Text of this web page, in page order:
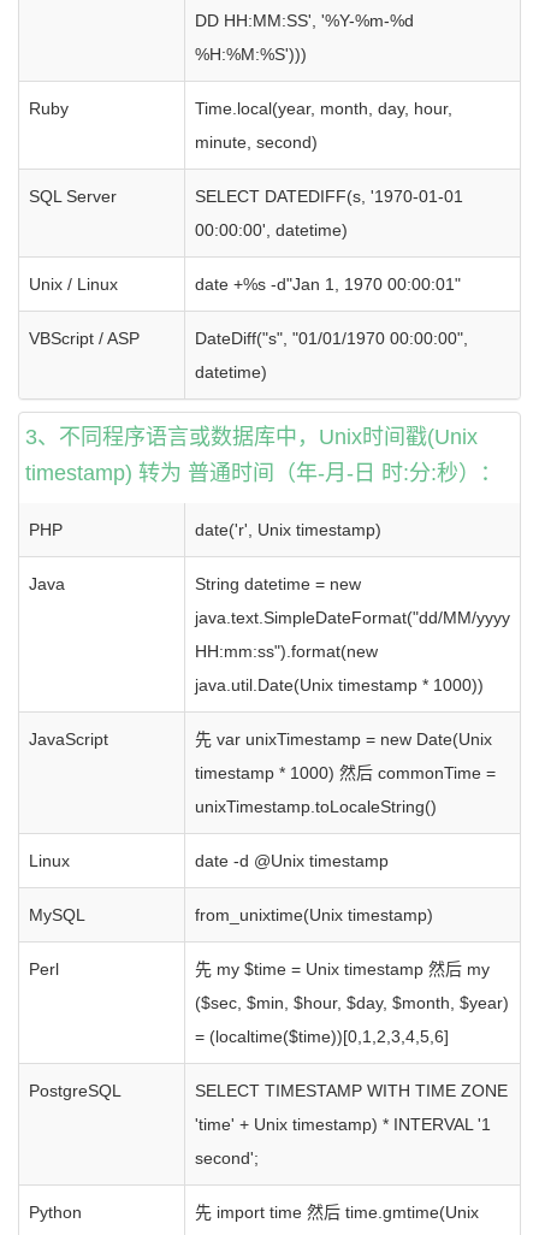
DD HH:MM:SS', '%Y-%m-%d
%H:%M:%S')))
Ruby
Time.local(year, month, day, hour,
minute, second)
SQL Server
SELECT DATEDIFF(s, '1970-01-01
00:00:00', datetime)
Unix / Linux date +%s -d"Jan 1, 1970 00:00:01"
VBScript / ASP
DateDiff("s", "01/01/1970 00:00:00",
datetime)
3、不同程序语言或数据库中，Unix时间戳(Unix
timestamp) 转为 普通时间（年-月-日 时:分:秒）：
PHP date('r', Unix timestamp)
Java
String datetime = new
java.text.SimpleDateFormat("dd/MM/yyyy
HH:mm:ss").format(new
java.util.Date(Unix timestamp * 1000))
JavaScript
先 var unixTimestamp = new Date(Unix
timestamp * 1000) 然后 commonTime =
unixTimestamp.toLocaleString()
Linux date -d @Unix timestamp
MySQL from_unixtime(Unix timestamp)
Perl
先 my $time = Unix timestamp 然后 my
($sec, $min, $hour, $day, $month, $year)
= (localtime($time))[0,1,2,3,4,5,6]
PostgreSQL
SELECT TIMESTAMP WITH TIME ZONE
'time' + Unix timestamp) * INTERVAL '1
second';
Python
先 import time 然后 time.gmtime(Unix